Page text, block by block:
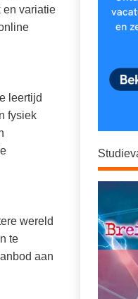
en variatie
leertijd
fysiek
wereld
te
aan